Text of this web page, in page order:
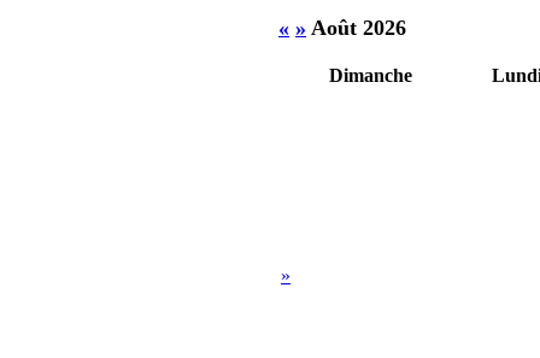
« » Août 2026
Dimanche
»